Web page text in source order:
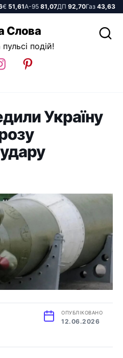
А-9581,07ДП92,70Газ43,63
Слова
подій!
Україну
ОПУБЛІКОВАНО
12.06.2026